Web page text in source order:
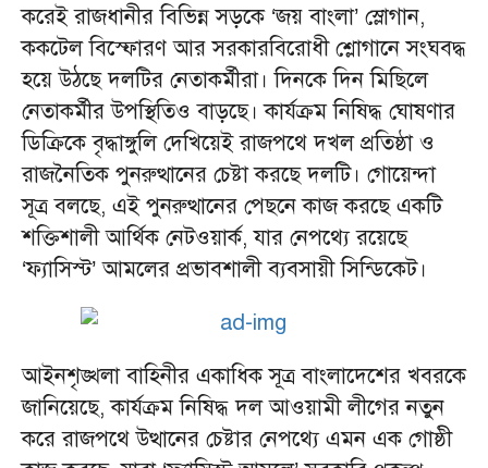
করেই রাজধানীর বিভিন্ন সড়কে ‘জয় বাংলা’ স্লোগান,
ককটেল বিস্ফোরণ আর সরকারবিরোধী শ্লোগানে সংঘবদ্ধ
হয়ে উঠছে দলটির নেতাকর্মীরা। দিনকে দিন মিছিলে
নেতাকর্মীর উপস্থিতিও বাড়ছে। কার্যক্রম নিষিদ্ধ ঘোষণার
ডিক্রিকে বৃদ্ধাঙ্গুলি দেখিয়েই রাজপথে দখল প্রতিষ্ঠা ও
রাজনৈতিক পুনরুত্থানের চেষ্টা করছে দলটি। গোয়েন্দা
সূত্র বলছে, এই পুনরুত্থানের পেছনে কাজ করছে একটি
শক্তিশালী আর্থিক নেটওয়ার্ক, যার নেপথ্যে রয়েছে
‘ফ্যাসিস্ট’ আমলের প্রভাবশালী ব্যবসায়ী সিন্ডিকেট।
আইনশৃঙ্খলা বাহিনীর একাধিক সূত্র বাংলাদেশের খবরকে
জানিয়েছে, কার্যক্রম নিষিদ্ধ দল আওয়ামী লীগের নতুন
করে রাজপথে উত্থানের চেষ্টার নেপথ্যে এমন এক গোষ্ঠী